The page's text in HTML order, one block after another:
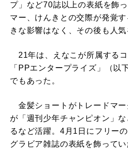
プ」など70誌以上の表紙を飾
マー、けんきとの交際が発覚
きな影響はなく、その後も人気
21年は、えなこが所属する
「PPエンタープライズ」（以
でもあった。
金髪ショートがトレードマー
が「週刊少年チャンピオン」
るなど活躍。4月1日にフリー
グラビア雑誌の表紙を飾って